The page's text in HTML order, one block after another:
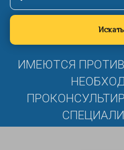
Искать
ИМЕЮТСЯ